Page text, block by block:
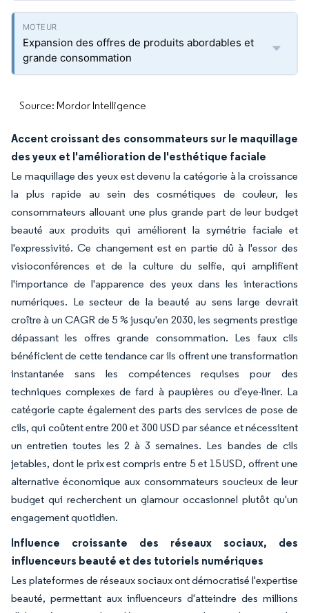
Expansion des offres de produits abordables et
grande consommation
Source: Mordor Intelligence
Accent croissant des consommateurs sur le maquillage
des yeux et l'amélioration de l'esthétique faciale
Le maquillage des yeux est devenu la catégorie à la croissance
la plus rapide au sein des cosmétiques de couleur, les
consommateurs allouant une plus grande part de leur budget
beauté aux produits qui améliorent la symétrie faciale et
l'expressivité. Ce changement est en partie dû à l'essor des
visioconférences et de la culture du selfie, qui amplifient
l'importance de l'apparence des yeux dans les interactions
numériques. Le secteur de la beauté au sens large devrait
croître à un CAGR de 5 % jusqu'en 2030, les segments prestige
dépassant les offres grande consommation. Les faux cils
bénéficient de cette tendance car ils offrent une transformation
instantanée sans les compétences requises pour des
techniques complexes de fard à paupières ou d'eye-liner. La
catégorie capte également des parts des services de pose de
cils, qui coûtent entre 200 et 300 USD par séance et nécessitent
un entretien toutes les 2 à 3 semaines. Les bandes de cils
jetables, dont le prix est compris entre 5 et 15 USD, offrent une
alternative économique aux consommateurs soucieux de leur
budget qui recherchent un glamour occasionnel plutôt qu'un
engagement quotidien.
Influence croissante des réseaux sociaux, des
influenceurs beauté et des tutoriels numériques
Les plateformes de réseaux sociaux ont démocratisé l'expertise
beauté, permettant aux influenceurs d'atteindre des millions